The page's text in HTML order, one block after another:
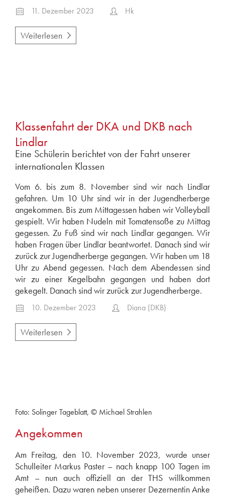
11. Dezember 2023 Hk
Weiterlesen
Klassenfahrt der DKA und DKB nach
Lindlar
Eine Schülerin berichtet von der Fahrt unserer
internationalen Klassen
Vom 6. bis zum 8. November sind wir nach Lindlar
gefahren. Um 10 Uhr sind wir in der Jugendherberge
angekommen. Bis zum Mittagessen haben wir Volleyball
gespielt. Wir haben Nudeln mit Tomatensoße zu Mittag
gegessen. Zu Fuß sind wir nach Lindlar gegangen. Wir
haben Fragen über Lindlar beantwortet. Danach sind wir
zurück zur Jugendherberge gegangen. Wir haben um 18
Uhr zu Abend gegessen. Nach dem Abendessen sind
wir zu einer Kegelbahn gegangen und haben dort
gekegelt. Danach sind wir zurück zur Jugendherberge.
10. Dezember 2023 Diana (DKB)
Weiterlesen
Foto: Solinger Tageblatt, © Michael Strahlen
Angekommen
Am Freitag, den 10. November 2023, wurde unser
Schulleiter Markus Paster – nach knapp 100 Tagen im
Amt – nun auch offiziell an der THS willkommen
geheißen. Dazu waren neben unserer Dezernentin Anke